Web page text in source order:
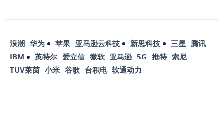
浪潮 华为 苹果 亚马逊云科技 新思科技 三星 腾讯
IBM
英特尔 爱立信 微软 亚马逊 5G 推特 索尼
TUV莱茵 小米 谷歌 台积电 软通动力